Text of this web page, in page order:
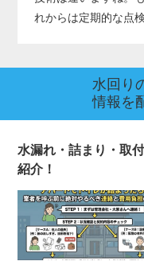
れからは定期的な点
水回り
情報を
水漏れ・詰まり・取
紹介！